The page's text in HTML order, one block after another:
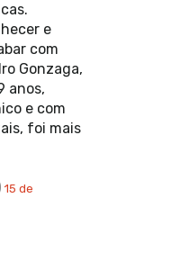
e
com
Gonzaga,
anos,
e com
foi mais
15 de